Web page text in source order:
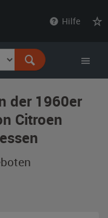
Hilfe
der 1960er
Citroen